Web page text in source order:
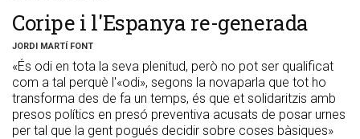
​Coripe i l'Espanya re-generada
JORDI MARTÍ FONT
«És odi en tota la seva plenitud, però no pot ser qualificat
com a tal perquè l'«odi», segons la novaparla que tot ho
transforma des de fa un temps, és que et solidaritzis amb
presos polítics en presó preventiva acusats de posar urnes
per tal que la gent pogués decidir sobre coses bàsiques»